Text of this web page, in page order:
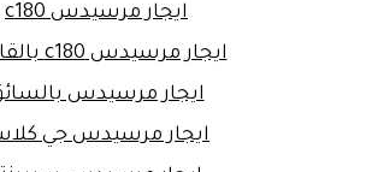
ايجار مرسيدس c180
ايجار مرسيدس c180 بالقاهرة
ايجار مرسيدس
ايجار مرسيدس جي